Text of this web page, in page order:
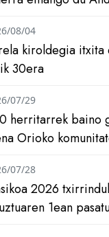
kiroldegia
30era
08/04
herritarrek baino
Orioko
07/29
2026
1ean
07/28